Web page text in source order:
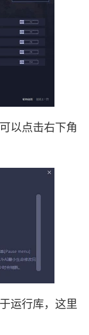
以点击右下角
运行库，这里